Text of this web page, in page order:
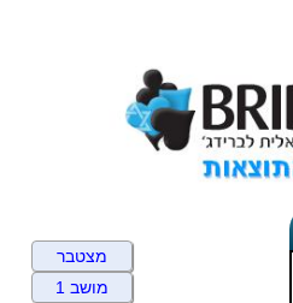
מצטבר
מושב 1